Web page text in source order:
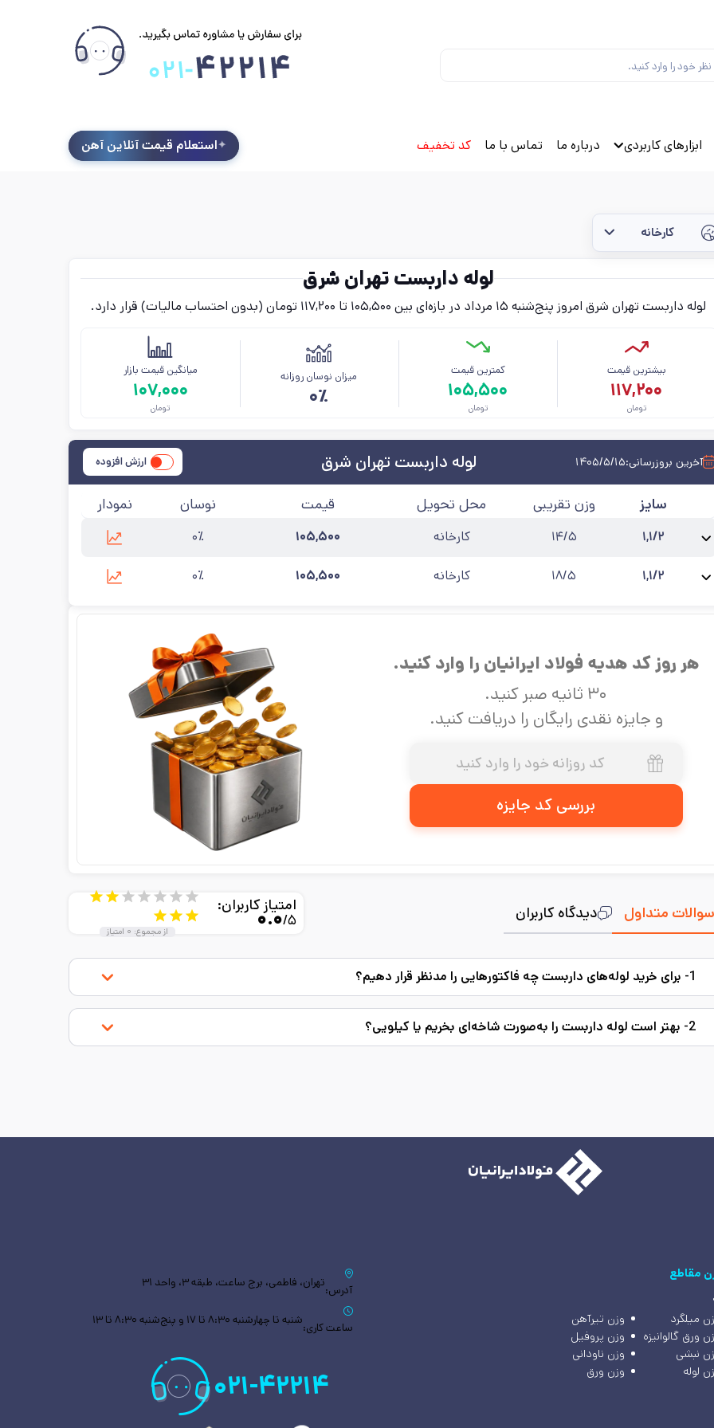
ابزارهای کاربردی درباره ما تماس با ما کد تخفیف استعلام قیمت آنلاین آهن
کارخانه
لوله داربست تهران شرق
لوله داربست تهران شرق امروز پنج‌شنبه ۱۵ مرداد در بازه‌ای بین ۱۰۵,۵۰۰ تا ۱۱۷,۲۰۰ تومان (بدون احتساب مالیات) قرار دارد.
بیشترین قیمت
۱۱۷,۲۰۰
تومان
کمترین قیمت
۱۰۵,۵۰۰
تومان
میزان نوسان روزانه
۰٪
میانگین قیمت بازار
۱۰۷,۰۰۰
تومان
ارزش افزوده لوله داربست تهران شرق آخرین بروزرسانی:۱۴۰۵/۵/۱۵
سایز وزن تقریبی محل تحویل قیمت نوسان نمودار
۱,۱/۲ ۱۴/۵ کارخانه ۱۰۵,۵۰۰ ۰٪
۱,۱/۲ ۱۸/۵ کارخانه ۱۰۵,۵۰۰ ۰٪
هر روز کد هدیه فولاد ایرانیان را وارد کنید.
۳۰ ثانیه صبر کنید.
و جایزه نقدی رایگان را دریافت کنید.
بررسی کد جایزه
سوالات متداول دیدگاه کاربران امتیاز کاربران:
۰.۰/۵
از مجموع: ۰ امتیاز
1- برای خرید لوله‌های داربست چه فاکتورهایی را مدنظر قرار دهیم؟
2- بهتر است لوله داربست را به‌صورت شاخه‌ای بخریم یا کیلویی؟
مقاطع
میلگرد
وزن تیرآهن
ورق گالوانیزه
وزن پروفیل
نبشی
وزن ناودانی
لوله
وزن ورق
آدرس:تهران، فاطمی، برج ساعت، طبقه ۳، واحد ۳۱
ساعت کاری:شنبه تا چهارشنبه ۸:۳۰ تا ۱۷ و پنج‌شنبه ۸:۳۰ تا ۱۳
۰۲۱-۴۲۲۱۴